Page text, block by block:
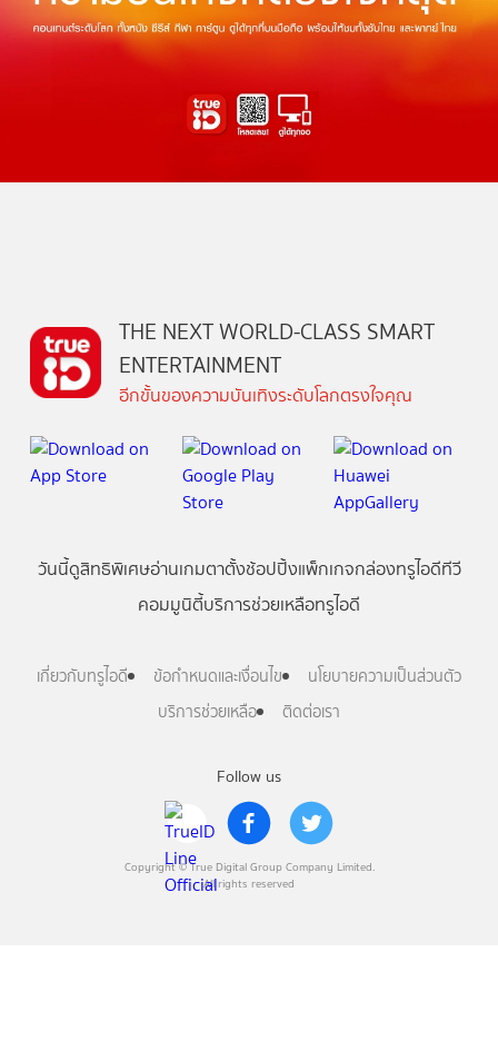
Follow us
Copyright © True Digital Group Company Limited.
All rights reserved
THE NEXT WORLD-CLASS SMART
ENTERTAINMENT
อีกขั้นของความบันเทิงระดับโลกตรงใจคุณ
วันนี้ดูสิทธิพิเศษอ่านเกมตาตั้งช้อปปิ้งแพ็กเกจกล่องทรูไอดีทีวี
คอมมูนิตี้บริการช่วยเหลือทรูไอดี
เกี่ยวกับทรูไอดี ข้อกำหนดและเงื่อนไข
นโยบายความเป็นส่วนตัว
บริการช่วยเหลือ
ติดต่อเรา